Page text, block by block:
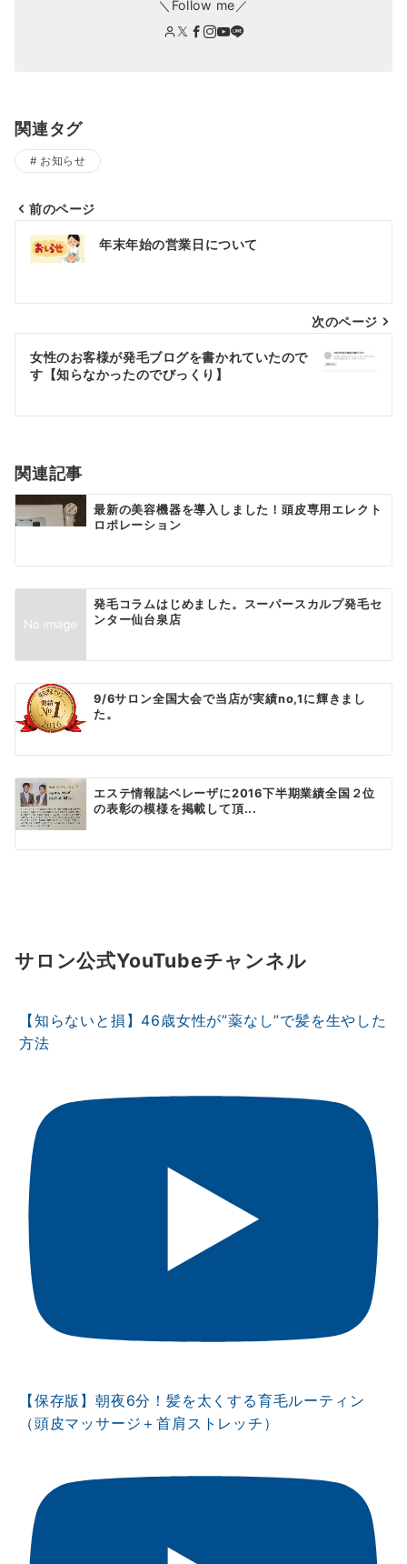
＼Follow me／
関連タグ
お知らせ
投
稿
ビ
ゲ
シ
ン
前のページ
年末年始の営業日について
次のページ
女性のお客様が発毛ブログを書かれていたので
す【知らなかったのでびっくり】
関連記事
最新の美容機器を導入しました！頭皮専用エレクト
ロポレーション
発毛コラムはじめました。スーパースカルプ発毛セ
ンター仙台泉店
9/6サロン全国大会で当店が実績no,1に輝きまし
た。
エステ情報誌ベレーザに2016下半期業績全国２位
の表彰の模様を掲載して頂...
サロン公式YouTubeチャンネル
【知らないと損】46歳女性が”薬なし”で髪を生やした
方法
【保存版】朝夜6分！髪を太くする育毛ルーティン
（頭皮マッサージ＋首肩ストレッチ）